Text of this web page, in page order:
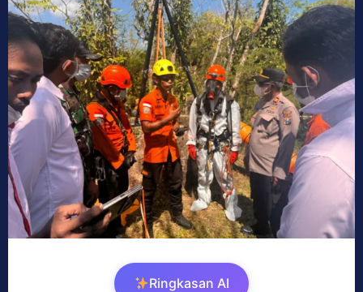
Ringkasan AI